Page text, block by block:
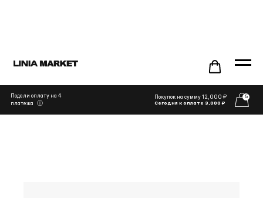
Подели оплату на 4
платежа
ⓘ
Покупок на сумму 12,000 ₽
Сегодня к оплате 3,000 ₽
5